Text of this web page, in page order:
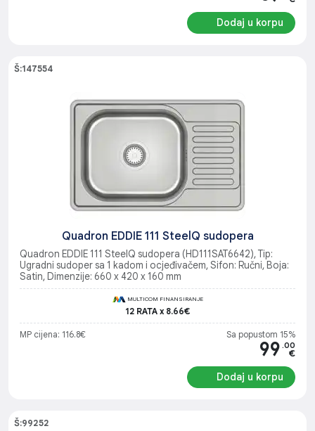
Dodaj u korpu
Š:147554
Quadron EDDIE 111 SteelQ sudopera
Quadron EDDIE 111 SteelQ sudopera (HD111SAT6642), Tip:
Ugradni sudoper sa 1 kadom i ocjeđivačem, Sifon: Ručni, Boja:
Satin, Dimenzije: 660 x 420 x 160 mm
MULTICOM FINANSIRANJE
12 RATA x 8.66€
MP cijena: 116.8€ Sa popustom 15%
99 .00
€
Dodaj u korpu
Š:99252